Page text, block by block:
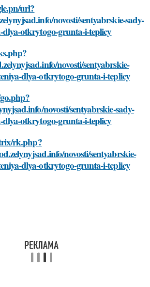
url?
novosti/sentyabrskie-sady-
dlya-otkrytogo-grunta-i-teplicy
novosti/sentyabrskie-
dlya-otkrytogo-grunta-i-teplicy
novosti/sentyabrskie-sady-
dlya-otkrytogo-grunta-i-teplicy
rk.php?
novosti/sentyabrskie-
dlya-otkrytogo-grunta-i-teplicy